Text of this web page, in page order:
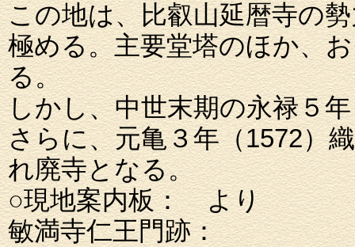
この地は、比叡山延暦寺の
極める。主要堂塔のほか、
る。
しかし、中世末期の永禄５
さらに、元亀３年（1572）
れ廃寺となる。
○現地案内板： より
敏満寺仁王門跡：